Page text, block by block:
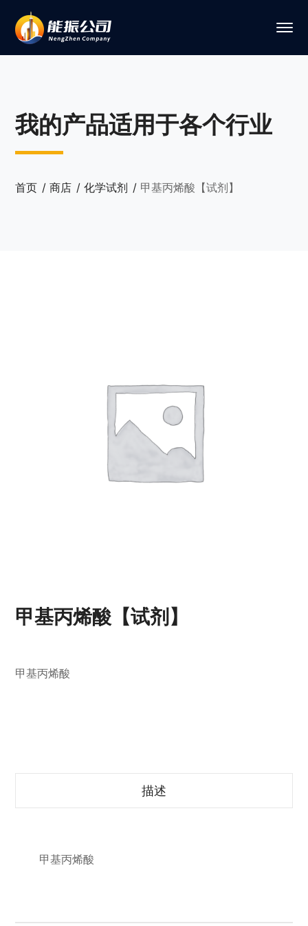
我的产品适用于各个行业
首页 商店 化学试剂 甲基丙烯酸【试剂】
甲基丙烯酸【试剂】
甲基丙烯酸
描述
甲基丙烯酸